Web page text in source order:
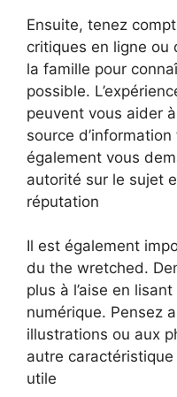
Ensuite, tenez
critiques en ligne ou
la famille pour
possible.
peuvent vous aider à
source
également vous
autorité sur le sujet
réputation
Il est également
du the wretched.
plus à l’aise en
numérique. Pensez
illustrations ou aux
autre
utile